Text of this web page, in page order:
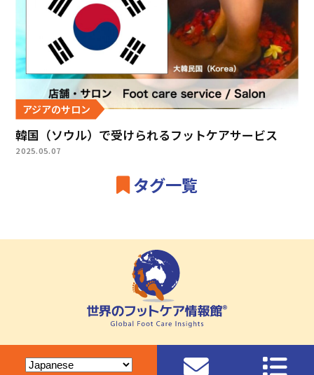
アジアのサロン
韓国（ソウル）で受けられるフットケアサービス
2025.05.07
タグ一覧